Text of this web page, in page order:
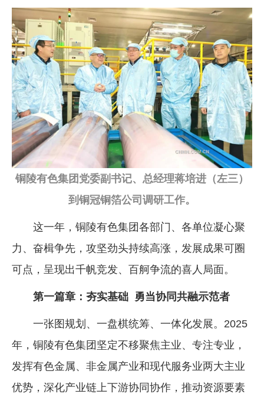
铜陵有色集团党委副书记、总经理蒋培进（左三）
到铜冠铜箔公司调研工作。
这一年，铜陵有色集团各部门、各单位凝心聚
力、奋楫争先，攻坚劲头持续高涨，发展成果可圈
可点，呈现出千帆竞发、百舸争流的喜人局面。
第一篇章：夯实基础 勇当协同共融示范者
一张图规划、一盘棋统筹、一体化发展。2025
年，铜陵有色集团坚定不移聚焦主业、专注专业，
发挥有色金属、非金属产业和现代服务业两大主业
优势，深化产业链上下游协同协作，推动资源要素